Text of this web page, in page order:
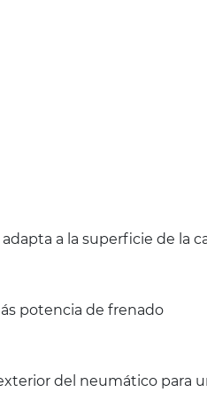
a la superficie de la
potencia de frenado
del neumático para